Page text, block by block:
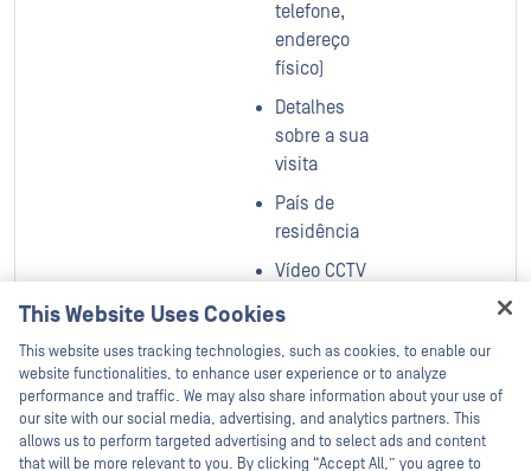
telefone,
endereço
físico)
Detalhes
sobre a sua
visita
País de
residência
Vídeo CCTV
Marketing
OPSWAT (ou os nossos revendedores ou outros terceiros
This Website Uses Cookies
This website uses tracking technologies, such as cookies, to enable our
website functionalities, to enhance user experience or to analyze
performance and traffic. We may also share information about your use of
our site with our social media, advertising, and analytics partners. This
allows us to perform targeted advertising and to select ads and content
that will be more relevant to you. By clicking “Accept All,” you agree to
Hey there!
I'm Ozzy, your OPSWAT virtual assistant.
How can I help you secure what's critical
today?